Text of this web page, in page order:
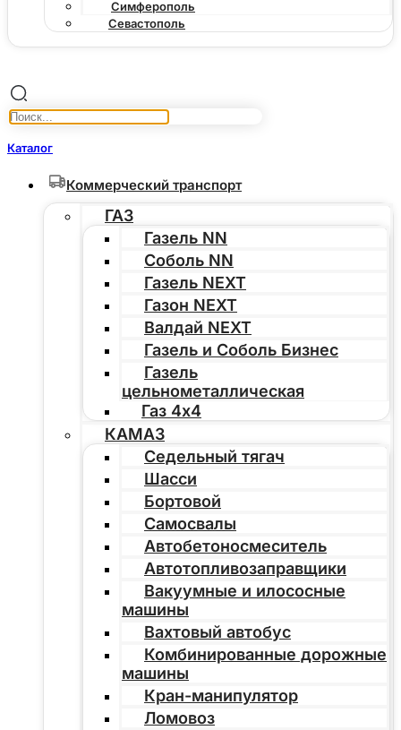
Симферополь
Севастополь
Каталог
Коммерческий транспорт
ГАЗ
Газель NN
Соболь NN
Газель NEXT
Газон NEXT
Валдай NEXT
Газель и Соболь Бизнес
Газель
цельнометаллическая
Газ 4х4
КАМАЗ
Седельный тягач
Шасси
Бортовой
Самосвалы
Автобетоносмеситель
Автотопливозаправщики
Вакуумные и илососные
машины
Вахтовый автобус
Комбинированные дорожные
машины
Кран-манипулятор
Ломовоз